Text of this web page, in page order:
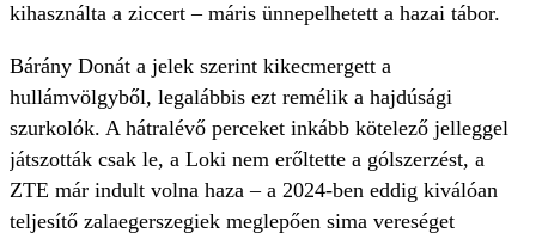
kihasználta a ziccert – máris ünnepelhetett a hazai tábor.
Bárány Donát a jelek szerint kikecmergett a
hullámvölgyből, legalábbis ezt remélik a hajdúsági
szurkolók. A hátralévő perceket inkább kötelező jelleggel
játszották csak le, a Loki nem erőltette a gólszerzést, a
ZTE már indult volna haza – a 2024-ben eddig kiválóan
teljesítő zalaegerszegiek meglepően sima vereséget